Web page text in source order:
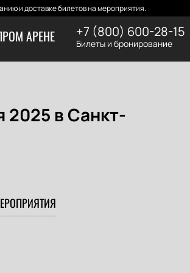
и доставке билетов на мероприятия.
АРЕНЕ +7 (800) 600-28-15
Билеты и бронирование
2025 в Санкт-